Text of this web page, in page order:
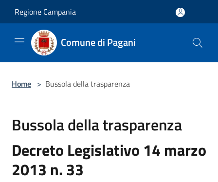
Regione Campania
Comune di Pagani
Home > Bussola della trasparenza
Bussola della trasparenza
Decreto Legislativo 14 marzo
2013 n. 33